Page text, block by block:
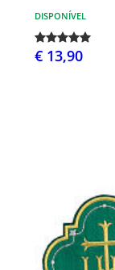
DISPONÍVEL
€ 13,90